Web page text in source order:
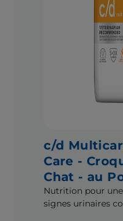
c/d
Care -
Chat - au
Nutrition pour
signes urinaires